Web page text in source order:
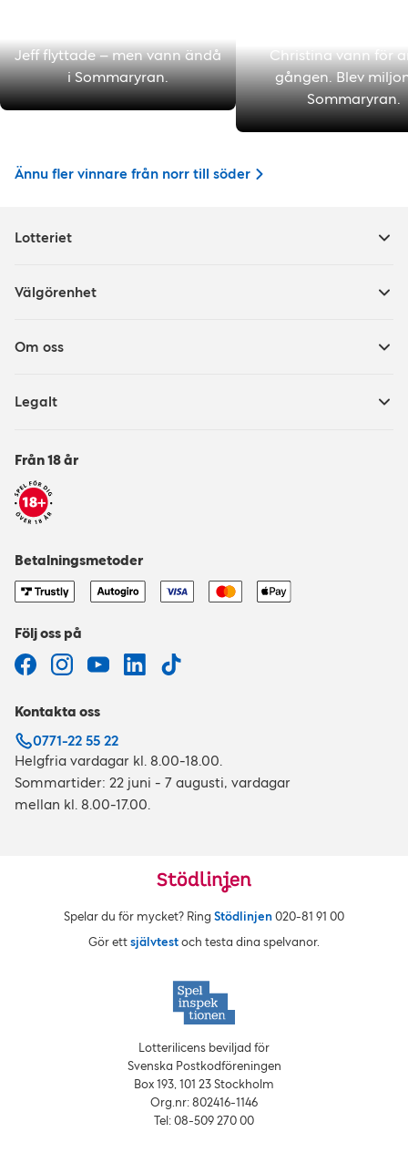
Jeff flyttade – men vann ändå
i Sommaryran.
Christina vann för
gången. Blev
Sommaryran.
Ännu fler vinnare från norr till söder
Lotteriet
Välgörenhet
Om oss
Legalt
Från 18 år
Betalningsmetoder
Följ oss på
Kontakta oss
0771-22 55 22
Helgfria vardagar kl. 8.00-18.00.
Sommartider: 22 juni - 7 augusti, vardagar
mellan kl. 8.00-17.00.
Spelar du för mycket? Ring Stödlinjen 020‑81 91 00
Gör ett självtest och testa dina spelvanor.
Lotterilicens beviljad för
Svenska Postkodföreningen
Box 193, 101 23 Stockholm
Org.nr: 802416‑1146
Tel: 08‑509 270 00